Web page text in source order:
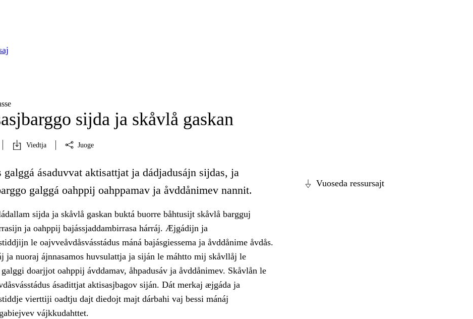
sijda ja skåvlå gaskan
Viedtja Juoge
Vuoseda ressursajt
galggá ásaduvvat aktisattjat ja dádjadusájn sijdas, ja
galggá oahppij oahppamav ja åvddånimev nannit.
sijda ja skåvlå gaskan buktá buorre båhtusijt skåvlå bargguj
ja oahppij bajássjaddambirrasa hárráj. Æjgádijn ja
le oajvveåvdåsvásstádus máná bajásgiessema ja åvddånime åvdås.
ja nuoraj ájnnasamos huvsulattja ja siján le máhtto mij skåvllåj le
doarjjot oahppij ávddamav, åhpadusáv ja åvddånimev. Skåvlån le
ásadittjat aktisasjbagov siján. Dát merkaj æjgáda ja
vierttiji oadtju dajt diedojt majt dárbahi vaj bessi mánáj
vájkkudahttet.